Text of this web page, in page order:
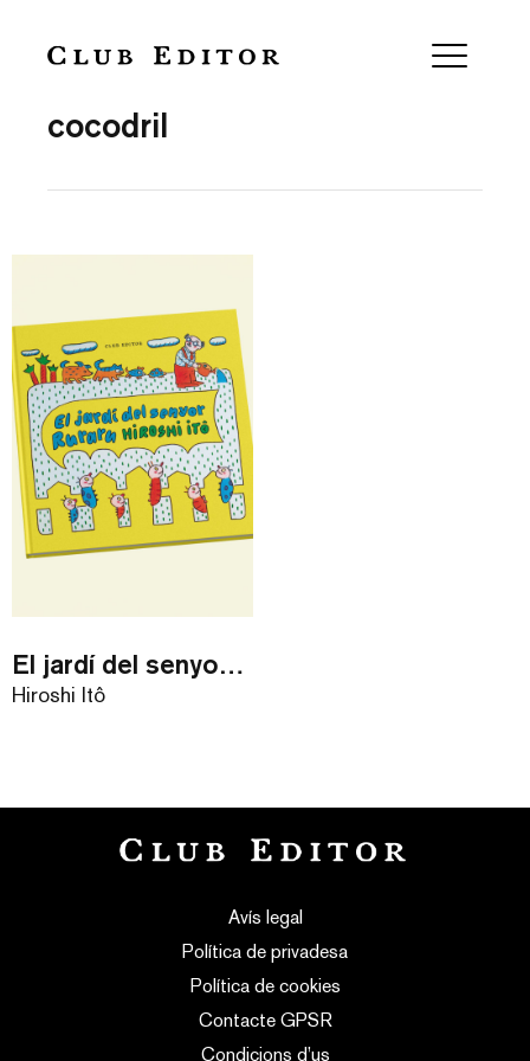
cocodril
El jardí del senyor Ruraru
Hiroshi Itô
Avís legal
Política de privadesa
Política de cookies
Contacte GPSR
Condicions d’us